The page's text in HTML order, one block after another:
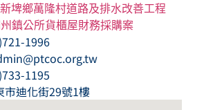
埤鄉萬隆村道路及排水改善工程
鎮公所貨櫃屋財務採購案
1996
1195
市迪化街29號1樓